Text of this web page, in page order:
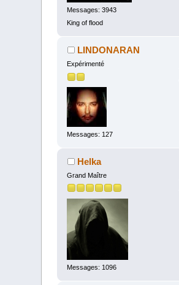
Messages: 3943
King of flood
LINDONARAN
Expérimenté
Messages: 127
Helka
Grand Maître
Messages: 1096